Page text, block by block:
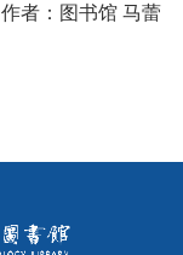
作者：图书馆 马蕾